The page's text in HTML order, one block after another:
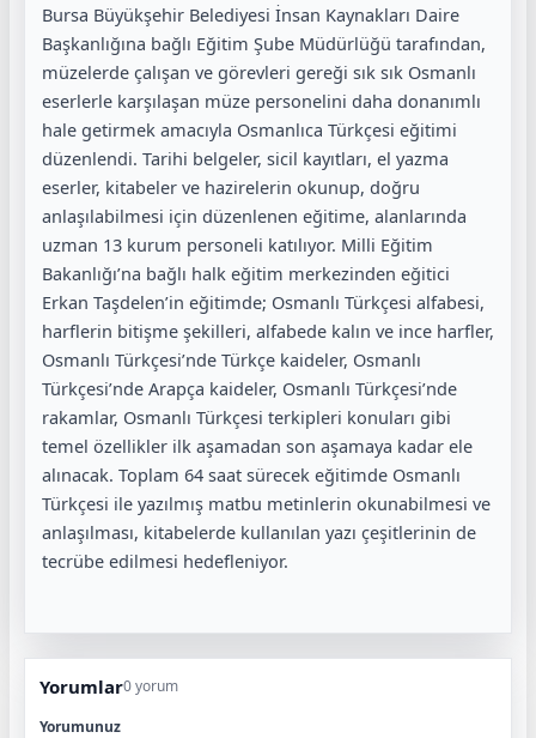
Bursa Büyükşehir Belediyesi İnsan Kaynakları Daire
Başkanlığına bağlı Eğitim Şube Müdürlüğü tarafından,
müzelerde çalışan ve görevleri gereği sık sık Osmanlı
eserlerle karşılaşan müze personelini daha donanımlı
hale getirmek amacıyla Osmanlıca Türkçesi eğitimi
düzenlendi. Tarihi belgeler, sicil kayıtları, el yazma
eserler, kitabeler ve hazirelerin okunup, doğru
anlaşılabilmesi için düzenlenen eğitime, alanlarında
uzman 13 kurum personeli katılıyor. Milli Eğitim
Bakanlığı’na bağlı halk eğitim merkezinden eğitici
Erkan Taşdelen’in eğitimde; Osmanlı Türkçesi alfabesi,
harflerin bitişme şekilleri, alfabede kalın ve ince harfler,
Osmanlı Türkçesi’nde Türkçe kaideler, Osmanlı
Türkçesi’nde Arapça kaideler, Osmanlı Türkçesi’nde
rakamlar, Osmanlı Türkçesi terkipleri konuları gibi
temel özellikler ilk aşamadan son aşamaya kadar ele
alınacak. Toplam 64 saat sürecek eğitimde Osmanlı
Türkçesi ile yazılmış matbu metinlerin okunabilmesi ve
anlaşılması, kitabelerde kullanılan yazı çeşitlerinin de
tecrübe edilmesi hedefleniyor.
Yorumlar0 yorum
Yorumunuz